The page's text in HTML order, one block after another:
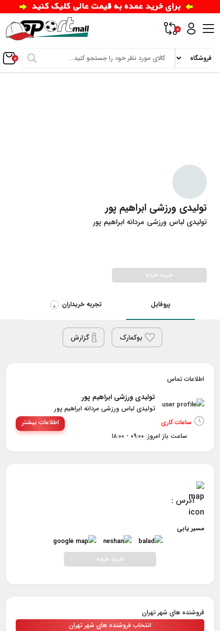
0
0
تولیدی ورزشی ابراهیم پور
تولیدی لباس ورزشی مردانه ابراهیم پور
خرید خرده
پروفایل تجربه خریداران 0
بوکمارک گزارش
اطلاعات تماس
تولیدی ورزشی ابراهیم پور
تولیدی لباس ورزشی مردانه ابراهیم پور
ساعات کاری
ساعت باز امروز: ۰۹:۰۰ - ۱۸:۰۰
اطلاعات بیشتر
آدرس :
مسیر یابی
خرید خرده
فروشنده های شهر تهران
انتخاب فروشنده های شهر تهران